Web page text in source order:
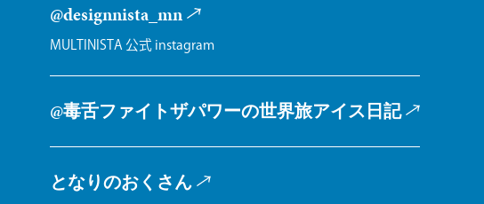
@designnista_mn
MULTINISTA 公式 instagram
@毒舌ファイトザパワーの世界旅アイス日記
となりのおくさん